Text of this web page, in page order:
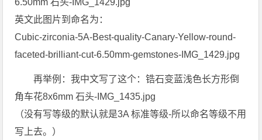
6.50mm 石头-IMG_1429.jpg
英文此图片到命名为：
Cubic-zirconia-5A-Best-quality-Canary-Yellow-round-
faceted-brilliant-cut-6.50mm-gemstones-IMG_1429.jpg
再举例：我中文写了这个：锆石变蓝浅色长方形倒
角车花8x6mm 石头-IMG_1435.jpg
（没有写等级的默认就是3A 标准等级-所以命名等级不用
写上去。）